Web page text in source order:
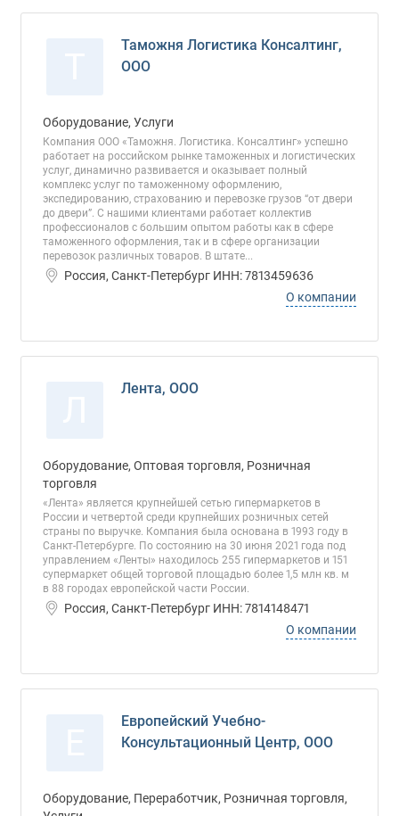
Таможня Логистика Консалтинг,
ООО
Оборудование, Услуги
Компания ООО «Таможня. Логистика. Консалтинг» успешно
работает на российском рынке таможенных и логистических
услуг, динамично развивается и оказывает полный
комплекс услуг по таможенному оформлению,
экспедированию, страхованию и перевозке грузов “от двери
до двери”. C нашими клиентами работает коллектив
профессионалов с большим опытом работы как в сфере
таможенного оформления, так и в сфере организации
перевозок различных товаров. В штате...
Россия, Санкт-Петербург ИНН: 7813459636
О компании
Лента, ООО
Оборудование, Оптовая торговля, Розничная
торговля
«Лента» является крупнейшей сетью гипермаркетов в
России и четвертой среди крупнейших розничных сетей
страны по выручке. Компания была основана в 1993 году в
Санкт-Петербурге. По состоянию на 30 июня 2021 года под
управлением «Ленты» находилось 255 гипермаркетов и 151
супермаркет общей торговой площадью более 1,5 млн кв. м
в 88 городах европейской части России.
Россия, Санкт-Петербург ИНН: 7814148471
О компании
Европейский Учебно-
Консультационный Центр, ООО
Оборудование, Переработчик, Розничная торговля,